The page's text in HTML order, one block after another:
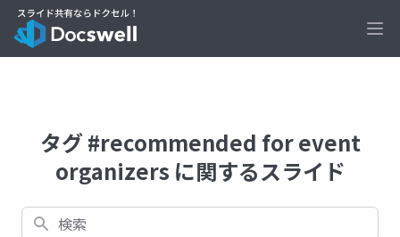
タグ #recommended for event
organizers に関するスライド
検索